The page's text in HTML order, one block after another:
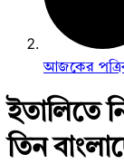
আজকের
ইতালিতে
তিন